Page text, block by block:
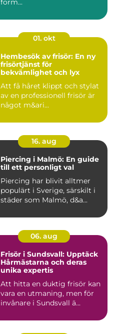
form...
01. okt
Hembesök av frisör: En ny
frisörtjänst för
bekvämlighet och lyx
Att få håret klippt och stylat
av en professionell frisör är
något m&ari...
16. aug
Piercing i Malmö: En guide
till ett personligt val
Piercing har blivit alltmer
populärt i Sverige, särskilt i
städer som Malmö, d&a...
06. aug
Frisör i Sundsvall: Upptäck
Hårmästarna och deras
unika expertis
Att hitta en duktig frisör kan
vara en utmaning, men för
invånare i Sundsvall ä...